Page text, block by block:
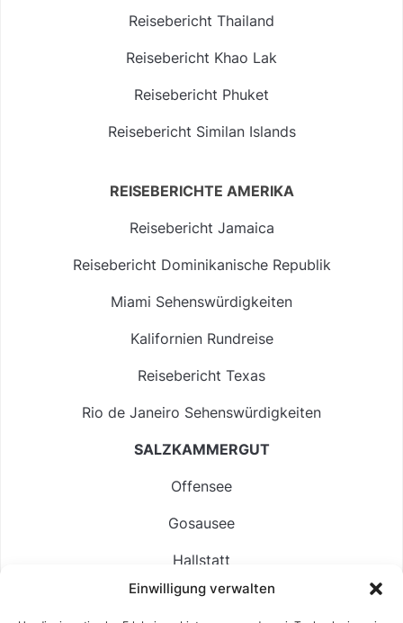
Einwilligung verwalten
Reisebericht Thailand
Reisebericht Khao Lak
Reisebericht Phuket
Reisebericht Similan Islands
REISEBERICHTE AMERIKA
Reisebericht Jamaica
Reisebericht Dominikanische Republik
Miami Sehenswürdigkeiten
Kalifornien Rundreise
Reisebericht Texas
Rio de Janeiro Sehenswürdigkeiten
SALZKAMMERGUT
Offensee
Gosausee
Hallstatt
Langbathsee